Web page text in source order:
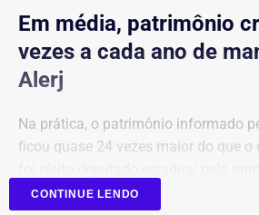
condenação e a determinação de
— e inviabilizou o pedido de
Marco Antônio.
Em média, patrimônio
vezes a cada ano de
Alerj
Na prática, o patrimônio informado
ficou quase 24 vezes maior do que o
Brasil.
CONTINUE LENDO